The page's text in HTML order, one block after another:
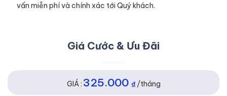
vấn miễn phí và chính xác tới Quý khách.
Giá Cước & Ưu Đãi
GIÁ : 325.000 ₫/tháng